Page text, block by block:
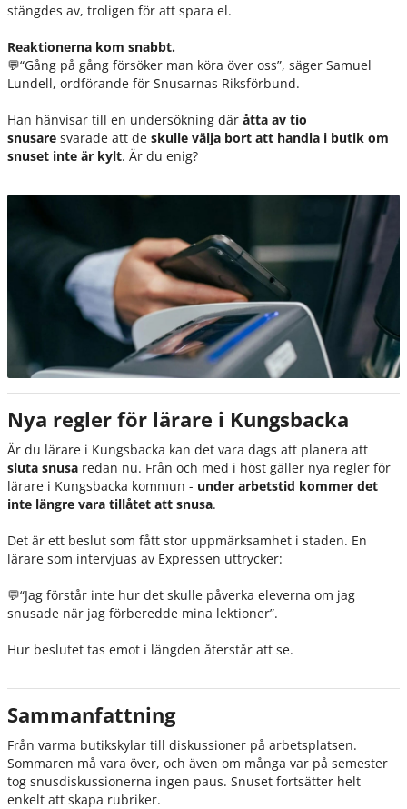
stängdes av, troligen för att spara el.
Reaktionerna kom snabbt.
💬“Gång på gång försöker man köra över oss”, säger Samuel
Lundell, ordförande för Snusarnas Riksförbund.
Han hänvisar till en undersökning där åtta av tio
snusare svarade att de skulle välja bort att handla i butik om
snuset inte är kylt. Är du enig?
Nya regler för lärare i Kungsbacka
Är du lärare i Kungsbacka kan det vara dags att planera att
sluta snusa redan nu. Från och med i höst gäller nya regler för
lärare i Kungsbacka kommun - under arbetstid kommer det
inte längre vara tillåtet att snusa.
Det är ett beslut som fått stor uppmärksamhet i staden. En
lärare som intervjuas av Expressen uttrycker:
💬“Jag förstår inte hur det skulle påverka eleverna om jag
snusade när jag förberedde mina lektioner”.
Hur beslutet tas emot i längden återstår att se.
Sammanfattning
Från varma butikskylar till diskussioner på arbetsplatsen.
Sommaren må vara över, och även om många var på semester
tog snusdiskussionerna ingen paus. Snuset fortsätter helt
enkelt att skapa rubriker.